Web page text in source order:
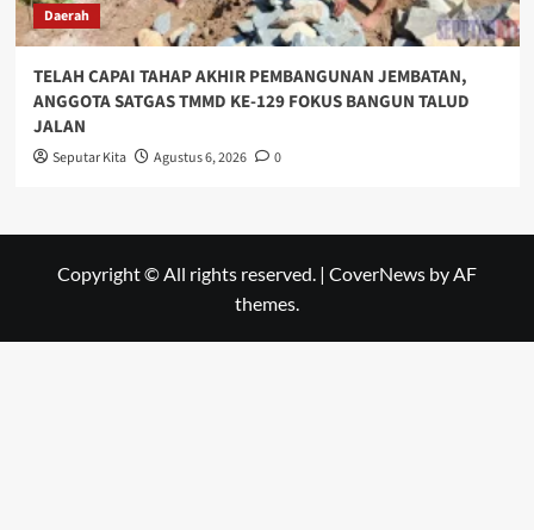
Daerah
TELAH CAPAI TAHAP AKHIR PEMBANGUNAN JEMBATAN,
ANGGOTA SATGAS TMMD KE-129 FOKUS BANGUN TALUD
JALAN
Seputar Kita Agustus 6, 2026 0
Copyright © All rights reserved. | CoverNews by AF
themes.